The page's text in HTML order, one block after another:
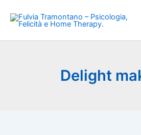
contenuto
Delight